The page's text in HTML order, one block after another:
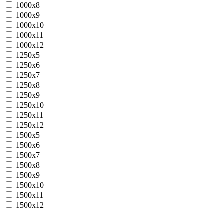
1000х8
1000х9
1000х10
1000х11
1000х12
1250х5
1250х6
1250х7
1250х8
1250х9
1250х10
1250х11
1250х12
1500х5
1500х6
1500х7
1500х8
1500х9
1500х10
1500х11
1500х12